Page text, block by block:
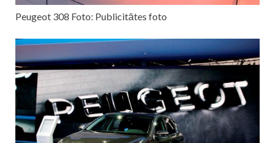
Peugeot 308 Foto: Publicitātes foto